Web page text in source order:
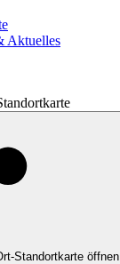
Aktuelles
Standortkarte öffnen